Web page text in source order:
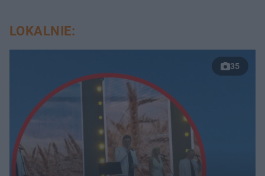
LOKALNIE:
35